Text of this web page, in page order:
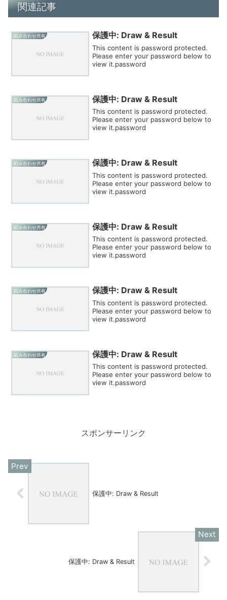
関連記事
組み合わせ共有 保護中: Draw & Result
This content is password protected.
Please enter your password below to
view it.password
組み合わせ共有 保護中: Draw & Result
This content is password protected.
Please enter your password below to
view it.password
組み合わせ共有 保護中: Draw & Result
This content is password protected.
Please enter your password below to
view it.password
組み合わせ共有 保護中: Draw & Result
This content is password protected.
Please enter your password below to
view it.password
組み合わせ共有 保護中: Draw & Result
This content is password protected.
Please enter your password below to
view it.password
組み合わせ共有 保護中: Draw & Result
This content is password protected.
Please enter your password below to
view it.password
スポンサーリンク
保護中: Draw & Result
保護中: Draw & Result